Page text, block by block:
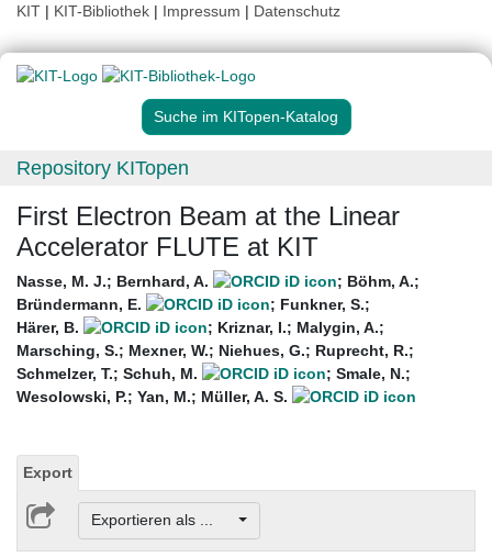
KIT | KIT-Bibliothek | Impressum | Datenschutz
Suche im KITopen-Katalog
Repository KITopen
First Electron Beam at the Linear
Accelerator FLUTE at KIT
Nasse, M. J.; Bernhard, A. ; Böhm, A.;
Bründermann, E.
; Funkner, S.;
Härer, B.
; Kriznar, I.; Malygin, A.;
Marsching, S.; Mexner, W.; Niehues, G.; Ruprecht, R.;
Schmelzer, T.; Schuh, M. ; Smale, N.;
Wesolowski, P.; Yan, M.; Müller, A. S.
Export
Exportieren als ...